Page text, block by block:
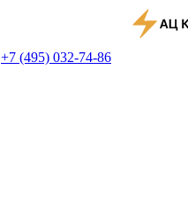
+7 (495) 032-74-86